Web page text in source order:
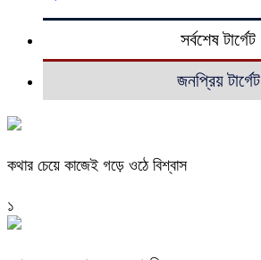
সর্বশেষ টার্গেট
জনপ্রিয় টার্গেট
কথার চেয়ে কাজেই গড়ে ওঠে বিশ্বাস
১